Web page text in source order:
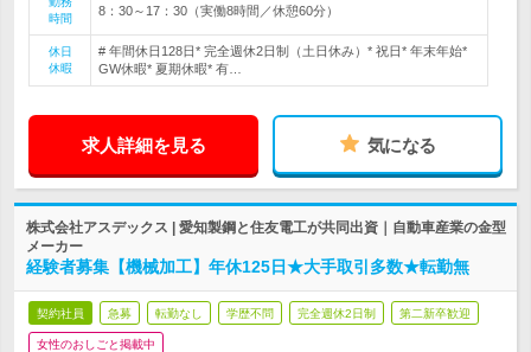
時間
8：30～17：30（実働8時間／休憩60分）
休日
休暇
# 年間休日128日* 完全週休2日制（土日休み）* 祝日* 年末年始*
GW休暇* 夏期休暇* 有…
求人詳細を見る 気になる
株式会社アスデックス | 愛知製鋼と住友電工が共同出資｜自動車産業の金型
メーカー
経験者募集【機械加工】年休125日★大手取引多数★転勤無
契約社員 急募 転勤なし 学歴不問 完全週休2日制 第二新卒歓迎
女性のおしごと掲載中